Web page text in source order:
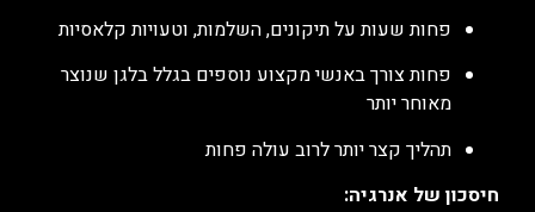
פחות שעות על תיקונים, השלמות, וטעויות קלאסיות
פחות צורך באנשי מקצוע נוספים בגלל בלגן שנוצר
מאוחר יותר
תהליך קצר יותר לרוב עולה פחות
חיסכון של אנרגיה: